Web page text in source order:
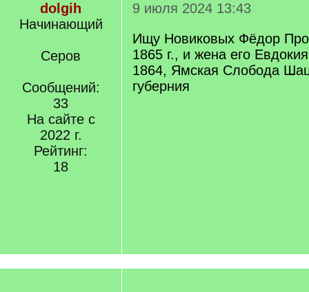
dolgih
Начинающий
Серов
Сообщений:
33
На сайте с
2022 г.
Рейтинг:
18
9 июля 2024 13:43
Ищу Новиковых Фёдор
1865 г., и жена его
1864, Ямская Слобода
губерния